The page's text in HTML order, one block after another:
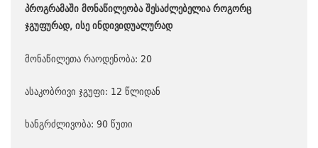
პროგრამაშიმონაწილეობაშესაძლებელიაროგორც
ჯგუფურად,ისეინდივიდუალურად
მონაწილეთა რაოდენობა: 20
ასაკობრივი ჯგუფი: 12 წლიდან
ხანგრძლივობა: 90წუთი